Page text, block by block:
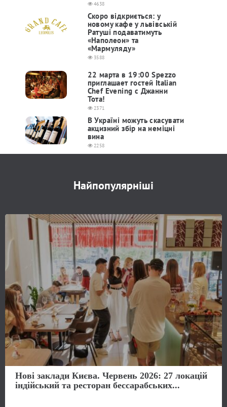
4638
Скоро відкриється: у
новому кафе у львівській
Ратуші подаватимуть
«Наполеон» та
«Мармуляду»
3588
22 марта в 19:00 Spezzo
приглашает гостей Italian
Chef Evening с Джанни
Тота!
2371
В Україні можуть скасувати
акцизний збір на неміцні
вина
2258
Найпопулярніші
Нові заклади Києва. Червень 2026: 27 локацій
індійський та ресторан бессарабських...